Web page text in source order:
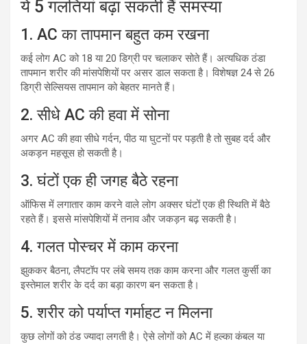
ये 5 गलतियां बढ़ा सकती हैं समस्या
1. AC का तापमान बहुत कम रखना
कई लोग AC को 18 या 20 डिग्री पर चलाकर सोते हैं। अत्यधिक ठंडा
तापमान शरीर की मांसपेशियों पर असर डाल सकता है। विशेषज्ञ 24 से 26
डिग्री सेल्सियस तापमान को बेहतर मानते हैं।
2. सीधे AC की हवा में सोना
अगर AC की हवा सीधे गर्दन, पीठ या घुटनों पर पड़ती है तो सुबह दर्द और
अकड़न महसूस हो सकती है।
3. घंटों एक ही जगह बैठे रहना
ऑफिस में लगातार काम करने वाले लोग अक्सर घंटों एक ही स्थिति में बैठे
रहते हैं। इससे मांसपेशियों में तनाव और जकड़न बढ़ सकती है।
4. गलत पोस्चर में काम करना
झुककर बैठना, लैपटॉप पर लंबे समय तक काम करना और गलत कुर्सी का
इस्तेमाल शरीर के दर्द का बड़ा कारण बन सकता है।
5. शरीर को पर्याप्त गर्माहट न मिलना
कुछ लोगों को ठंड ज्यादा लगती है। ऐसे लोगों को AC में हल्का कंबल या